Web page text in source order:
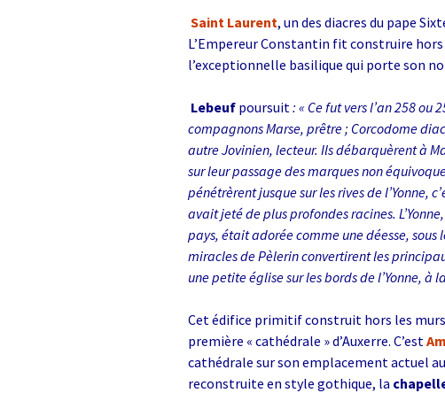
Saint Laurent, un des diacres du pape
L’Empereur Constantin fit construire
l’exceptionnelle basilique qui porte son
Lebeuf poursuit: « Ce fut vers l’an 258 ou
compagnons Marse, prêtre ; Corcodome
autre Jovinien, lecteur. Ils débarquèrent à
sur leur passage des marques non
pénétrèrent jusque sur les rives de l’Yonne,
avait jeté de plus profondes racines.
pays, était adorée comme une déesse,
miracles de Pèlerin convertirent les
une petite église sur les bords de l’Yonne,
Cet édifice primitif construit hors les
première « cathédrale » d’Auxerre. C’est
cathédrale sur son emplacement actuel
reconstruite en style gothique, la